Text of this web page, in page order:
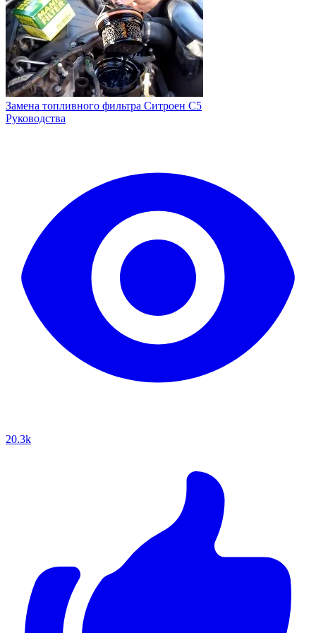
Замена топливного фильтра Ситроен С5
Руководства
20.3k